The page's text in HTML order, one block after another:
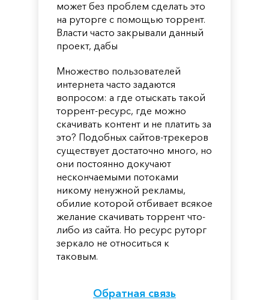
может без проблем сделать это
на руторге с помощью торрент.
Власти часто закрывали данный
проект, дабы
Множество пользователей
интернета часто задаются
вопросом: а где отыскать такой
торрент-ресурс, где можно
скачивать контент и не платить за
это? Подобных сайтов-трекеров
существует достаточно много, но
они постоянно докучают
нескончаемыми потоками
никому ненужной рекламы,
обилие которой отбивает всякое
желание скачивать торрент что-
либо из сайта. Но ресурс руторг
зеркало не относиться к
таковым.
Обратная связь